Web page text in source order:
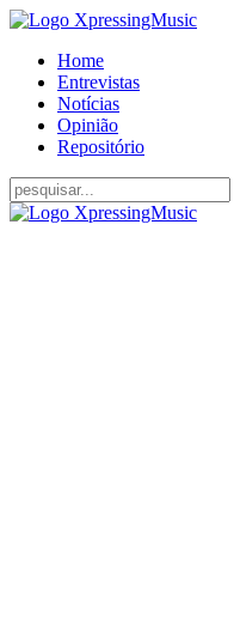
Home
Entrevistas
Notícias
Opinião
Repositório